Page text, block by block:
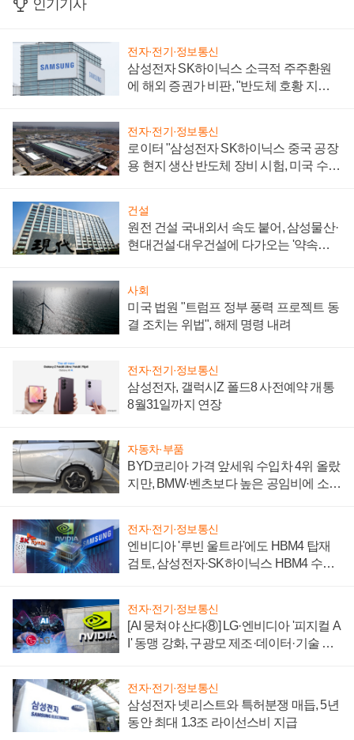
인기기사
전자·전기·정보통신
삼성전자 SK하이닉스 소극적 주주환원
에 해외 증권가 비판, "반도체 호황 지속
전자·전기·정보통신
로이터 "삼성전자 SK하이닉스 중국 공장
용 현지 생산 반도체 장비 시험, 미국 수출
건설
원전 건설 국내외서 속도 붙어, 삼성물산·
현대건설·대우건설에 다가오는 '약속의
사회
미국 법원 "트럼프 정부 풍력 프로젝트 동
결 조치는 위법", 해제 명령 내려
전자·전기·정보통신
삼성전자, 갤럭시Z 폴드8 사전예약 개통
8월31일까지 연장
자동차·부품
BYD코리아 가격 앞세워 수입차 4위 올랐
지만, BMW·벤츠보다 높은 공임비에 소비
전자·전기·정보통신
엔비디아 '루빈 울트라'에도 HBM4 탑재
검토, 삼성전자·SK하이닉스 HBM4 수율
전자·전기·정보통신
[AI 뭉쳐야 산다⑧] LG·엔비디아 '피지컬 A
I' 동맹 강화, 구광모 제조·데이터·기술 결
전자·전기·정보통신
삼성전자 넷리스트와 특허분쟁 매듭, 5년
동안 최대 1.3조 라이선스비 지급